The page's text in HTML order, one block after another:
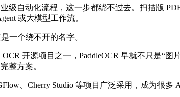
级自动化流程，这一步都绕不过去。扫描版
或大模型工作流。
一个绕不开的名字。
开源项目之一，PaddleOCR 早就不只是“
整方案。
、Cherry Studio 等项目广泛采用，成为很多